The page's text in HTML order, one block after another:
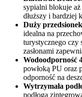
sypialni blokuje aż
dłuższy i bardziej
Duży przedsionek
idealna na
turystycznego czy
zasłonami
Wodoodporność
powłoką PU oraz
odporność na
Wytrzymała
podłoga